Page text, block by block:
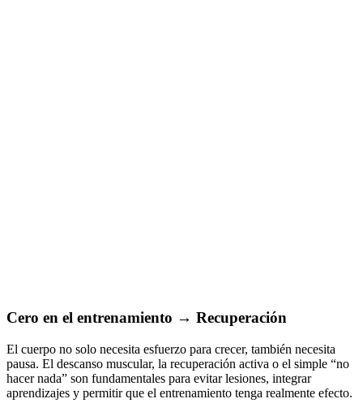
Cero en el entrenamiento → Recuperación
El cuerpo no solo necesita esfuerzo para crecer, también necesita
pausa. El descanso muscular, la recuperación activa o el simple “no
hacer nada” son fundamentales para evitar lesiones, integrar
aprendizajes y permitir que el entrenamiento tenga realmente efecto.